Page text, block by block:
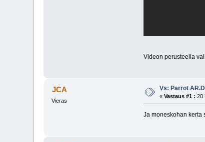
Videon perusteella
JCA
Vieras
Vs: Parrot
«Vastaus #1 : 20
Ja moneskohan kerta